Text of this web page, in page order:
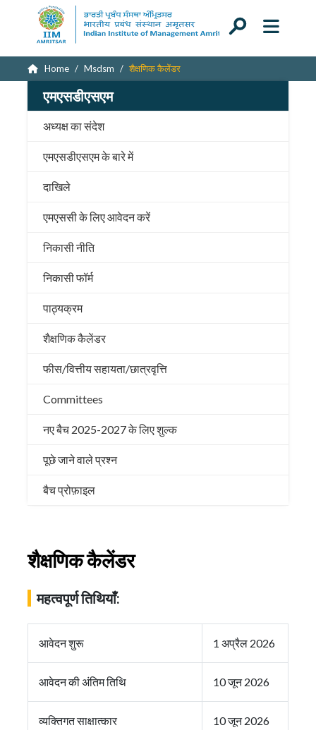
Home Msdsm शैक्षणिक कैलेंडर
एमएसडीएसएम
अध्यक्ष का संदेश
एमएसडीएसएम के बारे में
दाखिले
एमएससी के लिए आवेदन करें
निकासी नीति
निकासी फॉर्म
पाठ्यक्रम
शैक्षणिक कैलेंडर
फीस/वित्तीय सहायता/छात्रवृत्ति
Committees
नए बैच 2025-2027 के लिए शुल्क
पूछे जाने वाले प्रश्न
बैच प्रोफ़ाइल
शैक्षणिक कैलेंडर
महत्वपूर्ण तिथियाँ:
आवेदन शुरू 1 अप्रैल 2026
आवेदन की अंतिम तिथि 10 जून 2026
व्यक्तिगत साक्षात्कार
10 जून 2026